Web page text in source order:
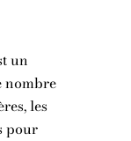
un
nombre
les
pour